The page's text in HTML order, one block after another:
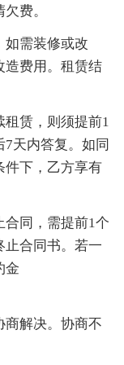
费。
如需装修或改
造费用。租赁结
租赁，则须提前1
天内答复。如同
件下，乙方享有
合同，需提前1个
止合同书。若一
金
商解决。协商不